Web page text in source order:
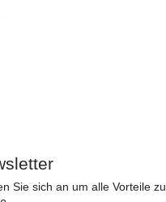
Sie sich an um alle Vorteile zu